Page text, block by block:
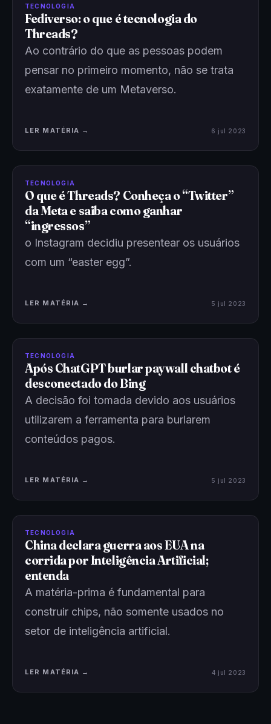
TECNOLOGIA
Fediverso: o que é tecnologia do
Threads?
Ao contrário do que as pessoas podem
pensar no primeiro momento, não se trata
exatamente de um Metaverso.
LER MATÉRIA → 6 jul 2023
TECNOLOGIA
O que é Threads? Conheça o “Twitter”
da Meta e saiba como ganhar
“ingressos”
o Instagram decidiu presentear os usuários
com um “easter egg”.
LER MATÉRIA → 5 jul 2023
TECNOLOGIA
Após ChatGPT burlar paywall chatbot é
desconectado do Bing
A decisão foi tomada devido aos usuários
utilizarem a ferramenta para burlarem
conteúdos pagos.
LER MATÉRIA → 5 jul 2023
TECNOLOGIA
China declara guerra aos EUA na
corrida por Inteligência Artificial;
entenda
A matéria-prima é fundamental para
construir chips, não somente usados no
setor de inteligência artificial.
LER MATÉRIA → 4 jul 2023